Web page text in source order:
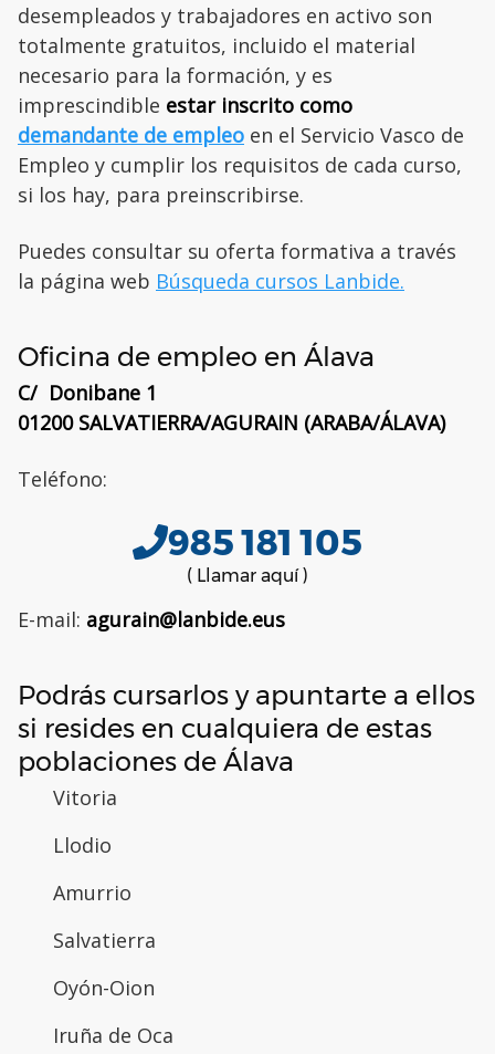
desempleados y trabajadores en activo son
totalmente gratuitos, incluido el material
necesario para la formación, y es
imprescindible estar inscrito como
demandante de empleo en el Servicio Vasco de
Empleo y cumplir los requisitos de cada curso,
si los hay, para preinscribirse.
Puedes consultar su oferta formativa a través
la página web Búsqueda cursos Lanbide.
Oficina de empleo en Álava
C/ Donibane 1
01200 SALVATIERRA/AGURAIN (ARABA/ÁLAVA)
Teléfono:
985 181 105
( Llamar aquí )
E-mail: agurain@lanbide.eus
Podrás cursarlos y apuntarte a ellos
si resides en cualquiera de estas
poblaciones de Álava
Vitoria
Llodio
Amurrio
Salvatierra
Oyón-Oion
Iruña de Oca